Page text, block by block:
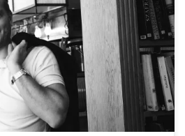
Gewohnheiten ganz einfach
Nacht 8 Stunden schlafen. Doch
Grübelei keine Ruhe geben
hin und her wälzt und die
wieder klingelt? Nach einer